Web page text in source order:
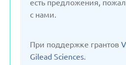
есть предложения,
с нами.
При поддержке грантов
Gilead Sciences.
Словения
Турция